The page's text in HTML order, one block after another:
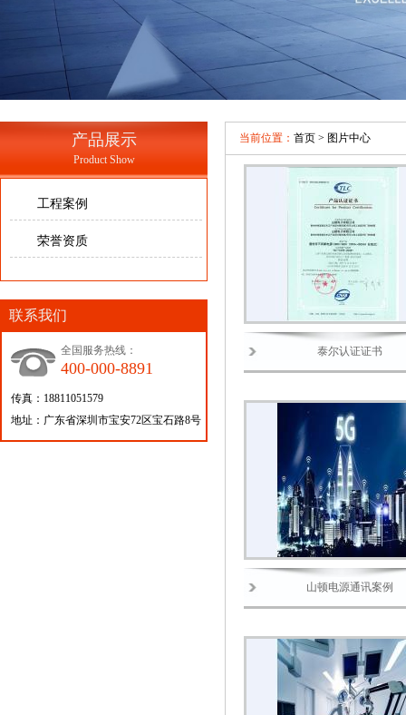
产品展示
Product Show
工程案例
荣誉资质
联系我们
全国服务热线：
400-000-8891
传真：18811051579
地址：广东省深圳市宝安72区宝石路8号
当前位置： 首页 > 图片中心
泰尔认证证书
山顿电源通讯案例